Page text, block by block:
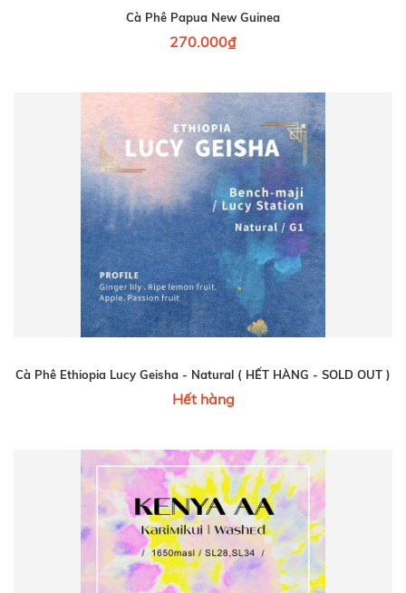
Cà Phê Papua New Guinea
270.000₫
Cà Phê Ethiopia Lucy Geisha - Natural ( HẾT HÀNG - SOLD OUT )
Hết hàng